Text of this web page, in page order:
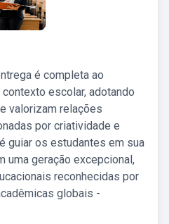
é completa ao
escolar, adotando
valorizam relações
por criatividade e
guiar os estudantes em sua
uma geração excepcional,
reconhecidas por
globais -